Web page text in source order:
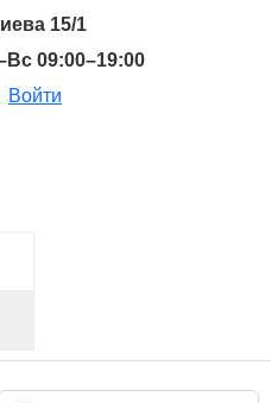
15/1
09:00–19:00
Войти